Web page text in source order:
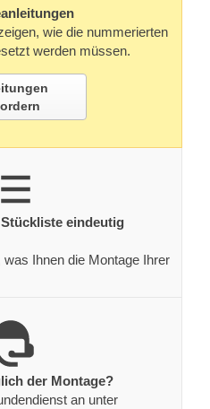
wie die nummerierten
werden müssen.
eindeutig
Ihnen die Montage Ihrer
der Montage?
an unter